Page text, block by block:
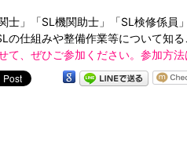
士」「SL機関助士」「SL検修係員
の仕組みや整備作業等について知
て、ぜひご参加ください。参加方